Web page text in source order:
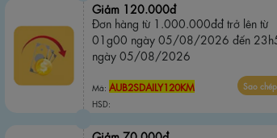
Giảm 120.000đ
Đơn hàng từ 1.000.000đđ trở lên từ
01g00 ngày 05/08/2026 đến
ngày 05/08/2026
Mã:AUB2SDAILY120KM
HSD:
Sao